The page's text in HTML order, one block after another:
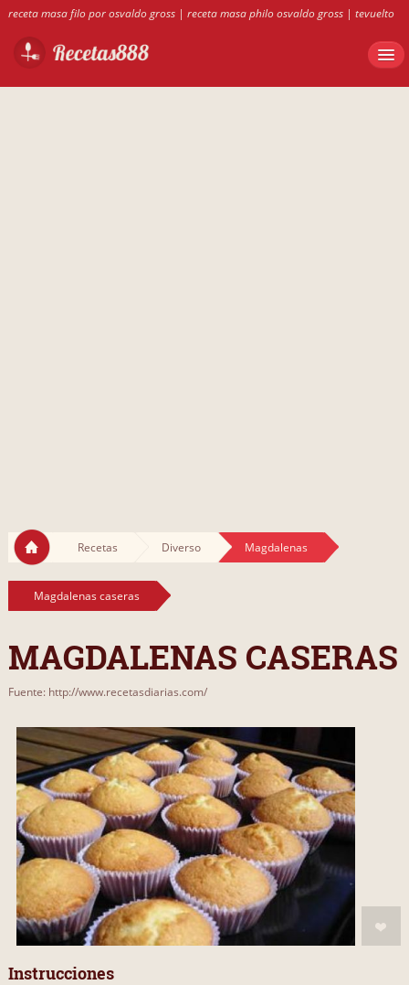
receta masa filo por osvaldo gross| receta masa philo osvaldo gross| tevuelto
de grelos con surumi
masa philo osvaldo gross
callos
Recetas Diverso Magdalenas
Magdalenas caseras
MAGDALENAS CASERAS
Fuente: http://www.recetasdiarias.com/
Instrucciones